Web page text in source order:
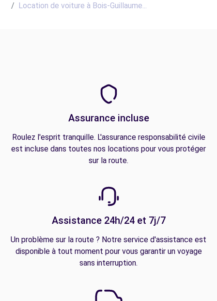
Location de voiture à Bois-Guillaume...
Assurance incluse
Roulez l'esprit tranquille. L'assurance responsabilité civile
est incluse dans toutes nos locations pour vous protéger
sur la route.
Assistance 24h/24 et 7j/7
Un problème sur la route ? Notre service d'assistance est
disponible à tout moment pour vous garantir un voyage
sans interruption.